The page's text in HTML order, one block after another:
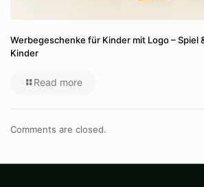
Werbegeschenke für Kinder mit Logo – Spiel
Kinder
Read more
Comments are closed.